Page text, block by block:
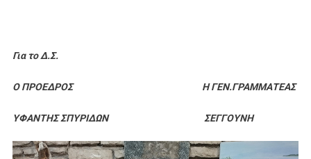
Για το Δ.Σ.
Ο ΠΡΟΕΔΡΟΣ Η ΓΕΝ.ΓΡΑΜΜΑΤΕΑΣ
ΥΦΑΝΤΗΣ ΣΠΥΡΙΔΩΝ ΣΕΓΓΟΥΝΗ